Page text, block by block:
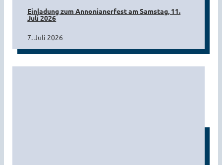
Einladung zum Annonianerfest am Samstag, 11.
Juli 2026
7. Juli 2026